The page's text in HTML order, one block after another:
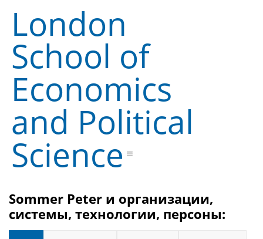
London
School of
Economics
and Political
Science
Sommer Peter и организации,
системы, технологии, персоны: